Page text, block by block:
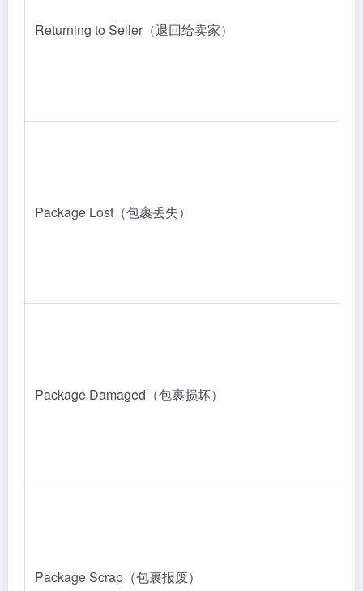
Returning to Seller（退回给卖家）
Package Lost（包裹丢失）
Package Damaged（包裹损坏）
Package Scrap（包裹报废）